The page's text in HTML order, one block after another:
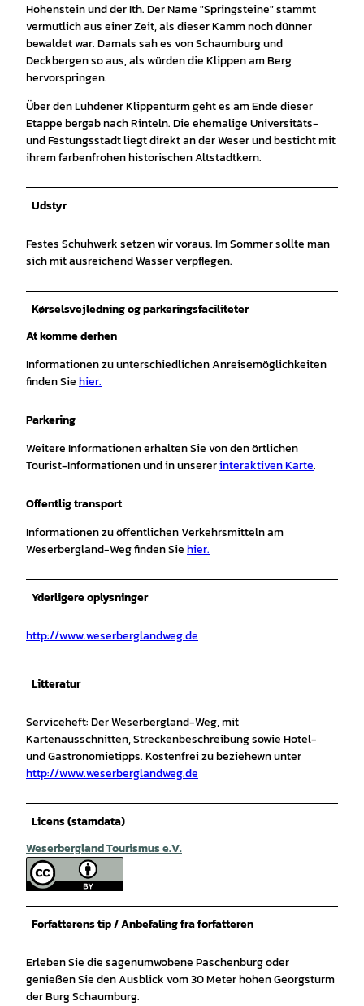
Hohenstein und der Ith. Der Name "Springsteine" stammt
vermutlich aus einer Zeit, als dieser Kamm noch dünner
bewaldet war. Damals sah es von Schaumburg und
Deckbergen so aus, als würden die Klippen am Berg
hervorspringen.
Über den Luhdener Klippenturm geht es am Ende dieser
Etappe bergab nach Rinteln. Die ehemalige Universitäts-
und Festungsstadt liegt direkt an der Weser und besticht mit
ihrem farbenfrohen historischen Altstadtkern.
Udstyr
Festes Schuhwerk setzen wir voraus. Im Sommer sollte man
sich mit ausreichend Wasser verpflegen.
Kørselsvejledning og parkeringsfaciliteter
At komme derhen
Informationen zu unterschiedlichen Anreisemöglichkeiten
finden Siehier.
Parkering
Weitere Informationen erhalten Sie von den örtlichen
Tourist-Informationen und in unsererinteraktiven Karte.
Offentlig transport
Informationen zu öffentlichen Verkehrsmitteln am
Weserbergland-Weg finden Siehier.
Yderligere oplysninger
http://www.weserberglandweg.de
Litteratur
Serviceheft: Der Weserbergland-Weg, mit
Kartenausschnitten, Streckenbeschreibung sowie Hotel-
und Gastronomietipps. Kostenfrei zu beziehewn unter
http://www.weserberglandweg.de
Licens (stamdata)
Weserbergland Tourismus e.V.
Forfatterens tip / Anbefaling fra forfatteren
Erleben Sie die sagenumwobene Paschenburg oder
genießen Sie den Ausblick vom 30 Meter hohen Georgsturm
der Burg Schaumburg.